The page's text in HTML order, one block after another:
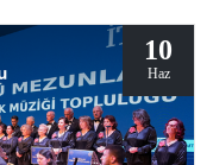
10
Haz